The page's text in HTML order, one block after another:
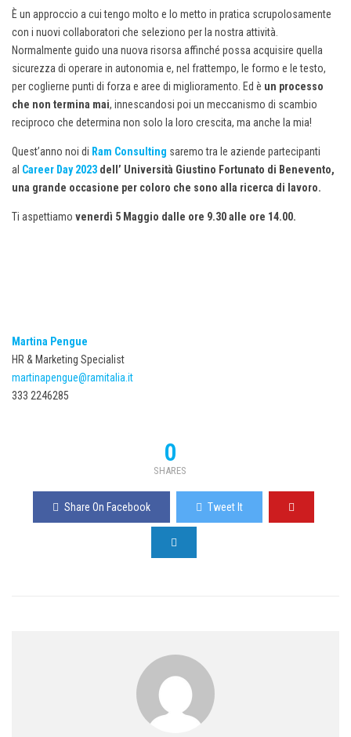
È un approccio a cui tengo molto e lo metto in pratica scrupolosamente
con i nuovi collaboratori che seleziono per la nostra attività.
Normalmente guido una nuova risorsa affinché possa acquisire quella
sicurezza di operare in autonomia e, nel frattempo, le formo e le testo,
per coglierne punti di forza e aree di miglioramento. Ed è un processo
che non termina mai, innescandosi poi un meccanismo di scambio
reciproco che determina non solo la loro crescita, ma anche la mia!
Quest’anno noi di Ram Consulting saremo tra le aziende partecipanti
al Career Day 2023 dell’ Università Giustino Fortunato di Benevento,
una grande occasione per coloro che sono alla ricerca di lavoro.
Ti aspettiamo venerdì 5 Maggio dalle ore 9.30 alle ore 14.00.
Martina Pengue
HR & Marketing Specialist
martinapengue@ramitalia.it
333 2246285
0
SHARES
Share On Facebook Tweet It